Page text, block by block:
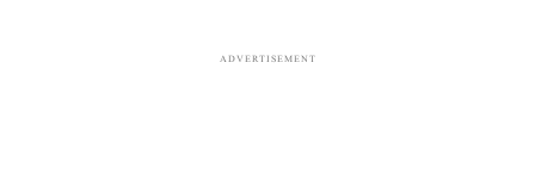
ADVERTISEMENT